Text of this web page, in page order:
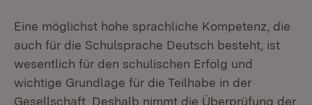
Eine möglichst hohe sprachliche Kompetenz, die
auch für die Schulsprache Deutsch besteht, ist
wesentlich für den schulischen Erfolg und
wichtige Grundlage für die Teilhabe in der
Gesellschaft. Deshalb nimmt die Überprüfung der